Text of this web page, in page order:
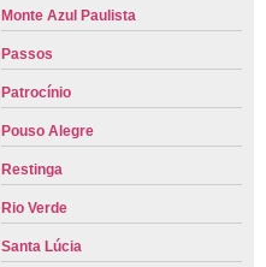
Monte Azul Paulista
Passos
Patrocínio
Pouso Alegre
Restinga
Rio Verde
Santa Lúcia